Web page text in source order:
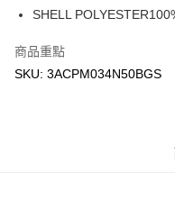
AlipayHK
WeChat Pay
SHELL
商品重點
SKU: 3ACPM034N50BGS